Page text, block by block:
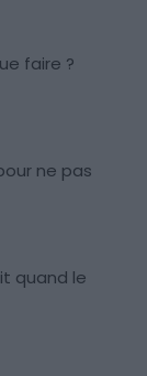
faire ?
ne pas
quand le